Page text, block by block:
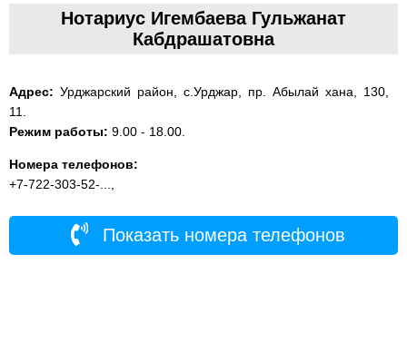
ДОБАВИТЬ КОМПАНИЮ
НОТАРИУСЫ КАЗАХСТАНА
Нотариус Игембаева Гульжанат
Кабдрашатовна
Адрес: Урджарский район, с.Урджар, пр. Абылай хана, 130,
11.
Режим работы: 9.00 - 18.00.
Номера телефонов:
+7-722-303-52-...,
Показать номера телефонов